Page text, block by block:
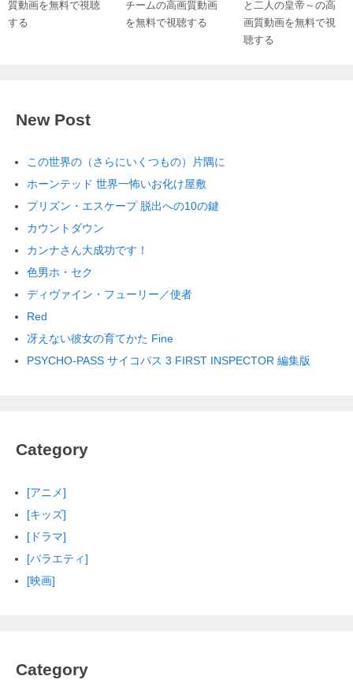
質動画を無料で視聴
する
チームの高画質動画
を無料で視聴する
と二人の皇帝～の高
画質動画を無料で視
聴する
New Post
この世界の（さらにいくつもの）片隅に
ホーンテッド 世界一怖いお化け屋敷
プリズン・エスケープ 脱出への10の鍵
カウントダウン
カンナさん大成功です！
色男ホ・セク
ディヴァイン・フューリー／使者
Red
冴えない彼女の育てかた Fine
PSYCHO-PASS サイコパス 3 FIRST INSPECTOR 編集版
Category
[アニメ]
[キッズ]
[ドラマ]
[バラエティ]
[映画]
Category